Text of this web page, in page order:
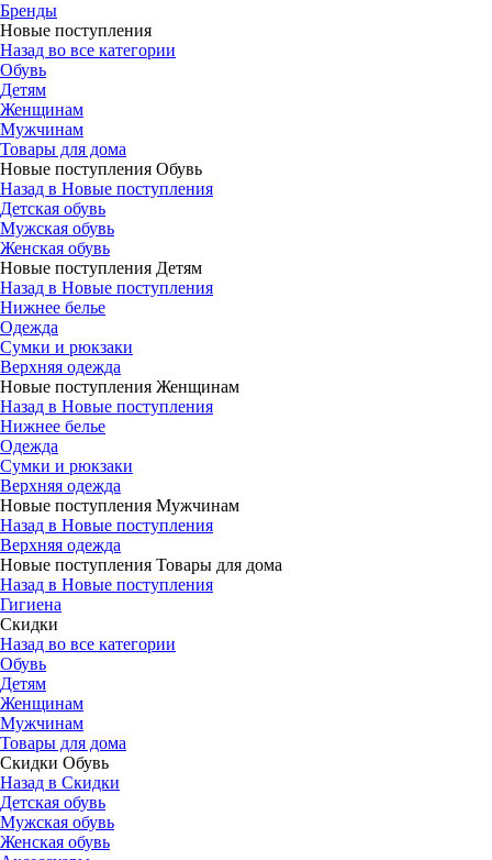
Бренды
Новые поступления
Назад во все категории
Обувь
Детям
Женщинам
Мужчинам
Товары для дома
Новые поступления Обувь
Назад в Новые поступления
Детская обувь
Мужская обувь
Женская обувь
Новые поступления Детям
Назад в Новые поступления
Нижнее белье
Одежда
Сумки и рюкзаки
Верхняя одежда
Новые поступления Женщинам
Назад в Новые поступления
Нижнее белье
Одежда
Сумки и рюкзаки
Верхняя одежда
Новые поступления Мужчинам
Назад в Новые поступления
Верхняя одежда
Новые поступления Товары для дома
Назад в Новые поступления
Гигиена
Скидки
Назад во все категории
Обувь
Детям
Женщинам
Мужчинам
Товары для дома
Скидки Обувь
Назад в Скидки
Детская обувь
Мужская обувь
Женская обувь